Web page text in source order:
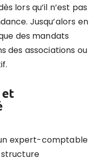
lors qu’il n’est pas
Jusqu’alors en
des mandats
des associations ou
et
expert-comptable
structure